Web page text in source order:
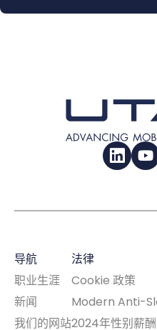
导航
职业生涯
新闻
我们的网站
法律
Cookie 政策
Modern Anti-
2024年性别薪